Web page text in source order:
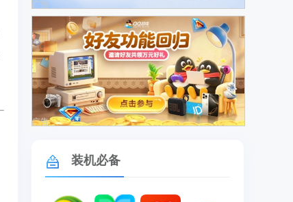
广告
广告
装机必备